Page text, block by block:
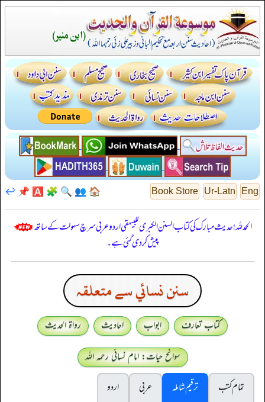
Eng
Ur-Latn
Book Store
🏠
👥
🔍
🧩
🅰️
📌
↩️
الحمدللہ! حدیث مبارک کی کتاب السنن الكبرى للبيهقي اردو عربی سرچ سہولت کے ساتھ
پیش کر دی گئی ہے۔
سنن نسائي سے متعلقہ
کتاب تعارف ابواب احادیث
رواۃ الحدیث
سوانح حیات: امام نسائی رحمہ اللہ
تمام کتب
ترقیم شاملہ عربی
اردو